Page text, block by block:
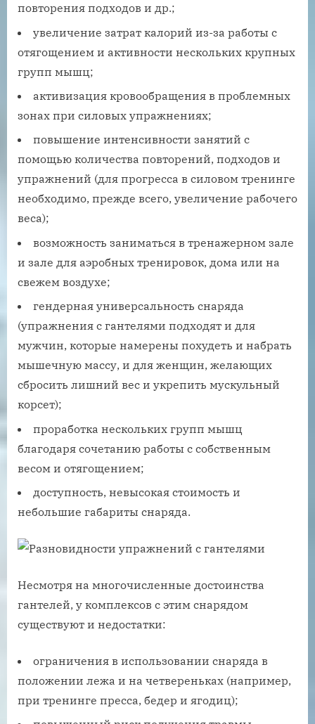
повторения подходов и др.;
увеличение затрат калорий из-за работы с
отягощением и активности нескольких крупных
групп мышц;
активизация кровообращения в проблемных
зонах при силовых упражнениях;
повышение интенсивности занятий с
помощью количества повторений, подходов и
упражнений (для прогресса в силовом тренинге
необходимо, прежде всего, увеличение рабочего
веса);
возможность заниматься в тренажерном зале
и зале для аэробных тренировок, дома или на
свежем воздухе;
гендерная универсальность снаряда
(упражнения с гантелями подходят и для
мужчин, которые намерены похудеть и набрать
мышечную массу, и для женщин, желающих
сбросить лишний вес и укрепить мускульный
корсет);
проработка нескольких групп мышц
благодаря сочетанию работы с собственным
весом и отягощением;
доступность, невысокая стоимость и
небольшие габариты снаряда.
Несмотря на многочисленные достоинства
гантелей, у комплексов с этим снарядом
существуют и недостатки:
ограничения в использовании снаряда в
положении лежа и на четвереньках (например,
при тренинге пресса, бедер и ягодиц);